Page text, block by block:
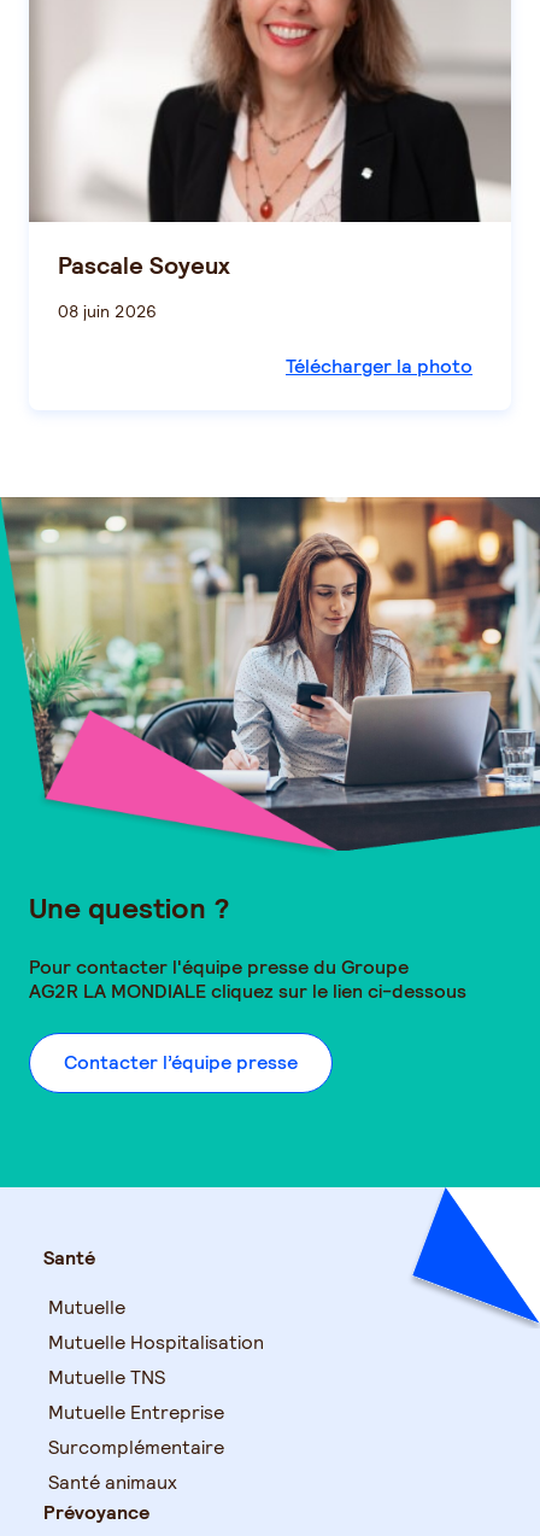
Pascale Soyeux
08 juin 2026
Télécharger la photo
Une question ?
Pour contacter l'équipe presse du Groupe
AG2R LA MONDIALEcliquez sur le lien ci-dessous
Contacter l’équipe presse
Santé
Mutuelle
Mutuelle Hospitalisation
Mutuelle TNS
Mutuelle Entreprise
Surcomplémentaire
Santé animaux
Prévoyance